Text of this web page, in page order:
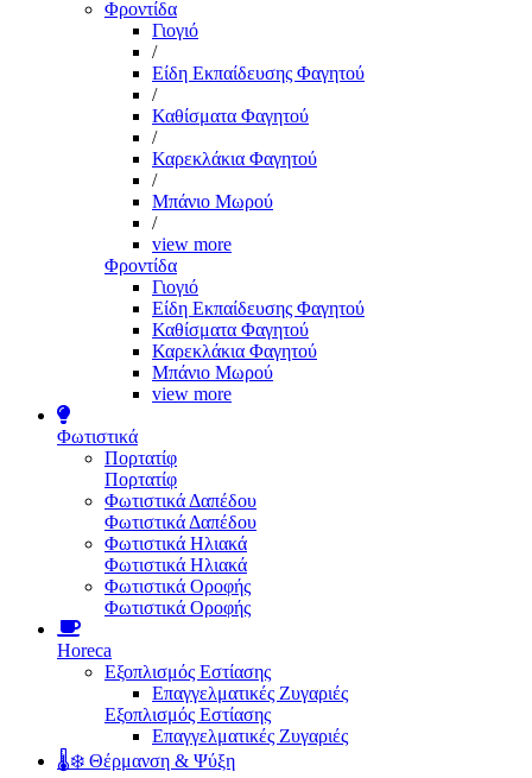
Φροντίδα
Γιογιό
/
Είδη Εκπαίδευσης Φαγητού
/
Καθίσματα Φαγητού
/
Καρεκλάκια Φαγητού
/
Μπάνιο Μωρού
/
view more
Φροντίδα
Γιογιό
Είδη Εκπαίδευσης Φαγητού
Καθίσματα Φαγητού
Καρεκλάκια Φαγητού
Μπάνιο Μωρού
view more
Φωτιστικά
Πορτατίφ
Πορτατίφ
Φωτιστικά Δαπέδου
Φωτιστικά Δαπέδου
Φωτιστικά Ηλιακά
Φωτιστικά Ηλιακά
Φωτιστικά Οροφής
Φωτιστικά Οροφής
Horeca
Εξοπλισμός Εστίασης
Επαγγελματικές Ζυγαριές
Εξοπλισμός Εστίασης
Επαγγελματικές Ζυγαριές
🌡️❄️ Θέρμανση & Ψύξη